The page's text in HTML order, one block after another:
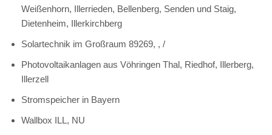
Weißenhorn, Illerrieden, Bellenberg, Senden und Staig,
Dietenheim, Illerkirchberg
Solartechnik im Großraum 89269, , /
Photovoltaikanlagen aus Vöhringen Thal, Riedhof, Illerberg,
Illerzell
Stromspeicher in Bayern
Wallbox ILL, NU